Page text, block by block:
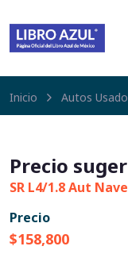
Inicio Autos
Precio
SR L4/1.8 Aut Nave
Precio
$158,800